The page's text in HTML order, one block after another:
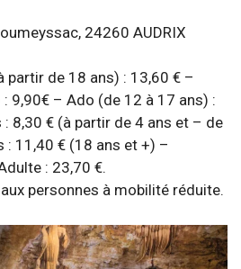
24260 AUDRIX
partir de 18 ans) : 13,60 € –
9,90€ – Ado (de 12 à 17 ans) :
: 8,30 € (à partir de 4 ans et – de
: 11,40 € (18 ans et +) –
: 23,70 €.
personnes à mobilité réduite.